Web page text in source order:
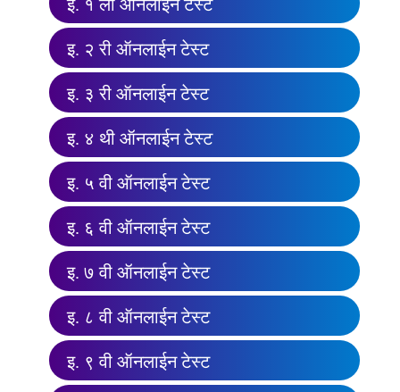
इ. १ ली ऑनलाईन टेस्ट
इ. २ री ऑनलाईन टेस्ट
इ. ३ री ऑनलाईन टेस्ट
इ. ४ थी ऑनलाईन टेस्ट
इ. ५ वी ऑनलाईन टेस्ट
इ. ६ वी ऑनलाईन टेस्ट
इ. ७ वी ऑनलाईन टेस्ट
इ. ८ वी ऑनलाईन टेस्ट
इ. ९ वी ऑनलाईन टेस्ट